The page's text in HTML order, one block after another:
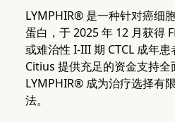
LYMPHIR® 是一种针对癌细
蛋白，于 2025 年 12 月获得
或难治性 I-III 期 CTCL 成年
Citius 提供充足的资金支持
LYMPHIR® 成为治疗选择有
法。